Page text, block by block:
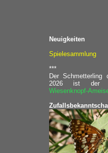
Neuigkeiten
Spielesammlung
***
Der Schmetterling
2026 ist
Wiesenknopf-